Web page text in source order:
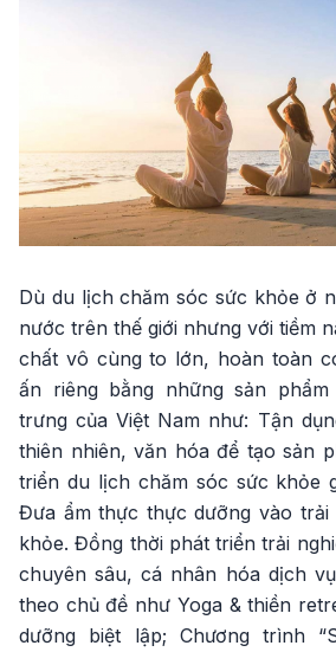
Dù du lịch chăm sóc sức khỏe ở
nước trên thế giới nhưng với tiềm
chất vô cùng to lớn, hoàn toàn
ấn riêng bằng những sản
trưng của Việt Nam như: Tận
thiên nhiên, văn hóa để tạo sản
triển du lịch chăm sóc sức khỏe
Đưa ẩm thực thực dưỡng vào trải
khỏe. Đồng thời phát triển trải
chuyên sâu, cá nhân hóa dịch
theo chủ đề như Yoga & thiền
dưỡng biệt lập; Chương trình